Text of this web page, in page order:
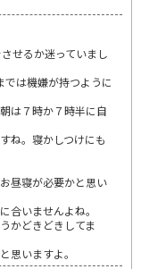
せるか迷っていまし
は機嫌が持つように
は７時か７時半に自
ね。寝かしつけにも
昼寝が必要かと思い
合いませんよね。
かどきどきしてま
思いますよ。